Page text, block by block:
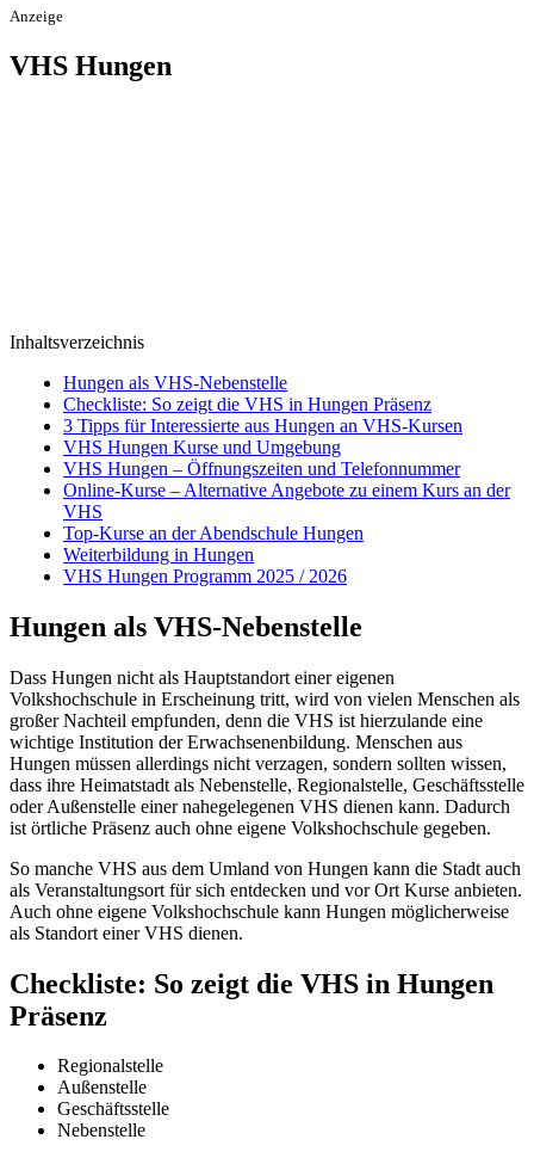
Anzeige
VHS Hungen
Inhaltsverzeichnis
Hungen als VHS-Nebenstelle
Checkliste: So zeigt die VHS in Hungen Präsenz
3 Tipps für Interessierte aus Hungen an VHS-Kursen
VHS Hungen Kurse und Umgebung
VHS Hungen – Öffnungszeiten und Telefonnummer
Online-Kurse – Alternative Angebote zu einem Kurs an der
VHS
Top-Kurse an der Abendschule Hungen
Weiterbildung in Hungen
VHS Hungen Programm 2025 / 2026
Hungen als VHS-Nebenstelle
Dass Hungen nicht als Hauptstandort einer eigenen
Volkshochschule in Erscheinung tritt, wird von vielen Menschen als
großer Nachteil empfunden, denn die VHS ist hierzulande eine
wichtige Institution der Erwachsenenbildung. Menschen aus
Hungen müssen allerdings nicht verzagen, sondern sollten wissen,
dass ihre Heimatstadt als Nebenstelle, Regionalstelle, Geschäftsstelle
oder Außenstelle einer nahegelegenen VHS dienen kann. Dadurch
ist örtliche Präsenz auch ohne eigene Volkshochschule gegeben.
So manche VHS aus dem Umland von Hungen kann die Stadt auch
als Veranstaltungsort für sich entdecken und vor Ort Kurse anbieten.
Auch ohne eigene Volkshochschule kann Hungen möglicherweise
als Standort einer VHS dienen.
Checkliste: So zeigt die VHS in Hungen
Präsenz
Regionalstelle
Außenstelle
Geschäftsstelle
Nebenstelle